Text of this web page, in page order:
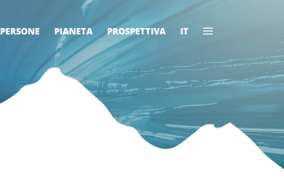
PERSONE PIANETA PROSPETTIVA IT